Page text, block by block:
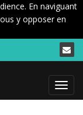
En naviguant
y opposer en
Menu